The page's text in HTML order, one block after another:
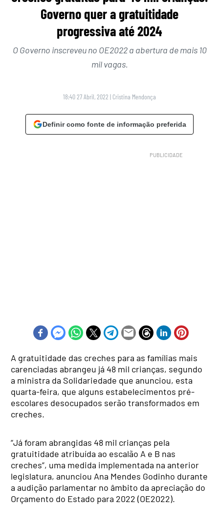
Governo quer a gratuitidade
progressiva até 2024
O Governo inscreveu no OE2022 a abertura de mais 10
mil vagas.
18:40 27 Abril, 2022 | Cristina Mendonça
Definir como fonte de informação preferida
A gratuitidade das creches para as famílias mais
carenciadas abrangeu já 48 mil crianças, segundo
a ministra da Solidariedade que anunciou, esta
quarta-feira, que alguns estabelecimentos pré-
escolares desocupados serão transformados em
creches.
“Já foram abrangidas 48 mil crianças pela
gratuitidade atribuída ao escalão A e B nas
creches”, uma medida implementada na anterior
legislatura, anunciou Ana Mendes Godinho durante
a audição parlamentar no âmbito da apreciação do
Orçamento do Estado para 2022 (OE2022).